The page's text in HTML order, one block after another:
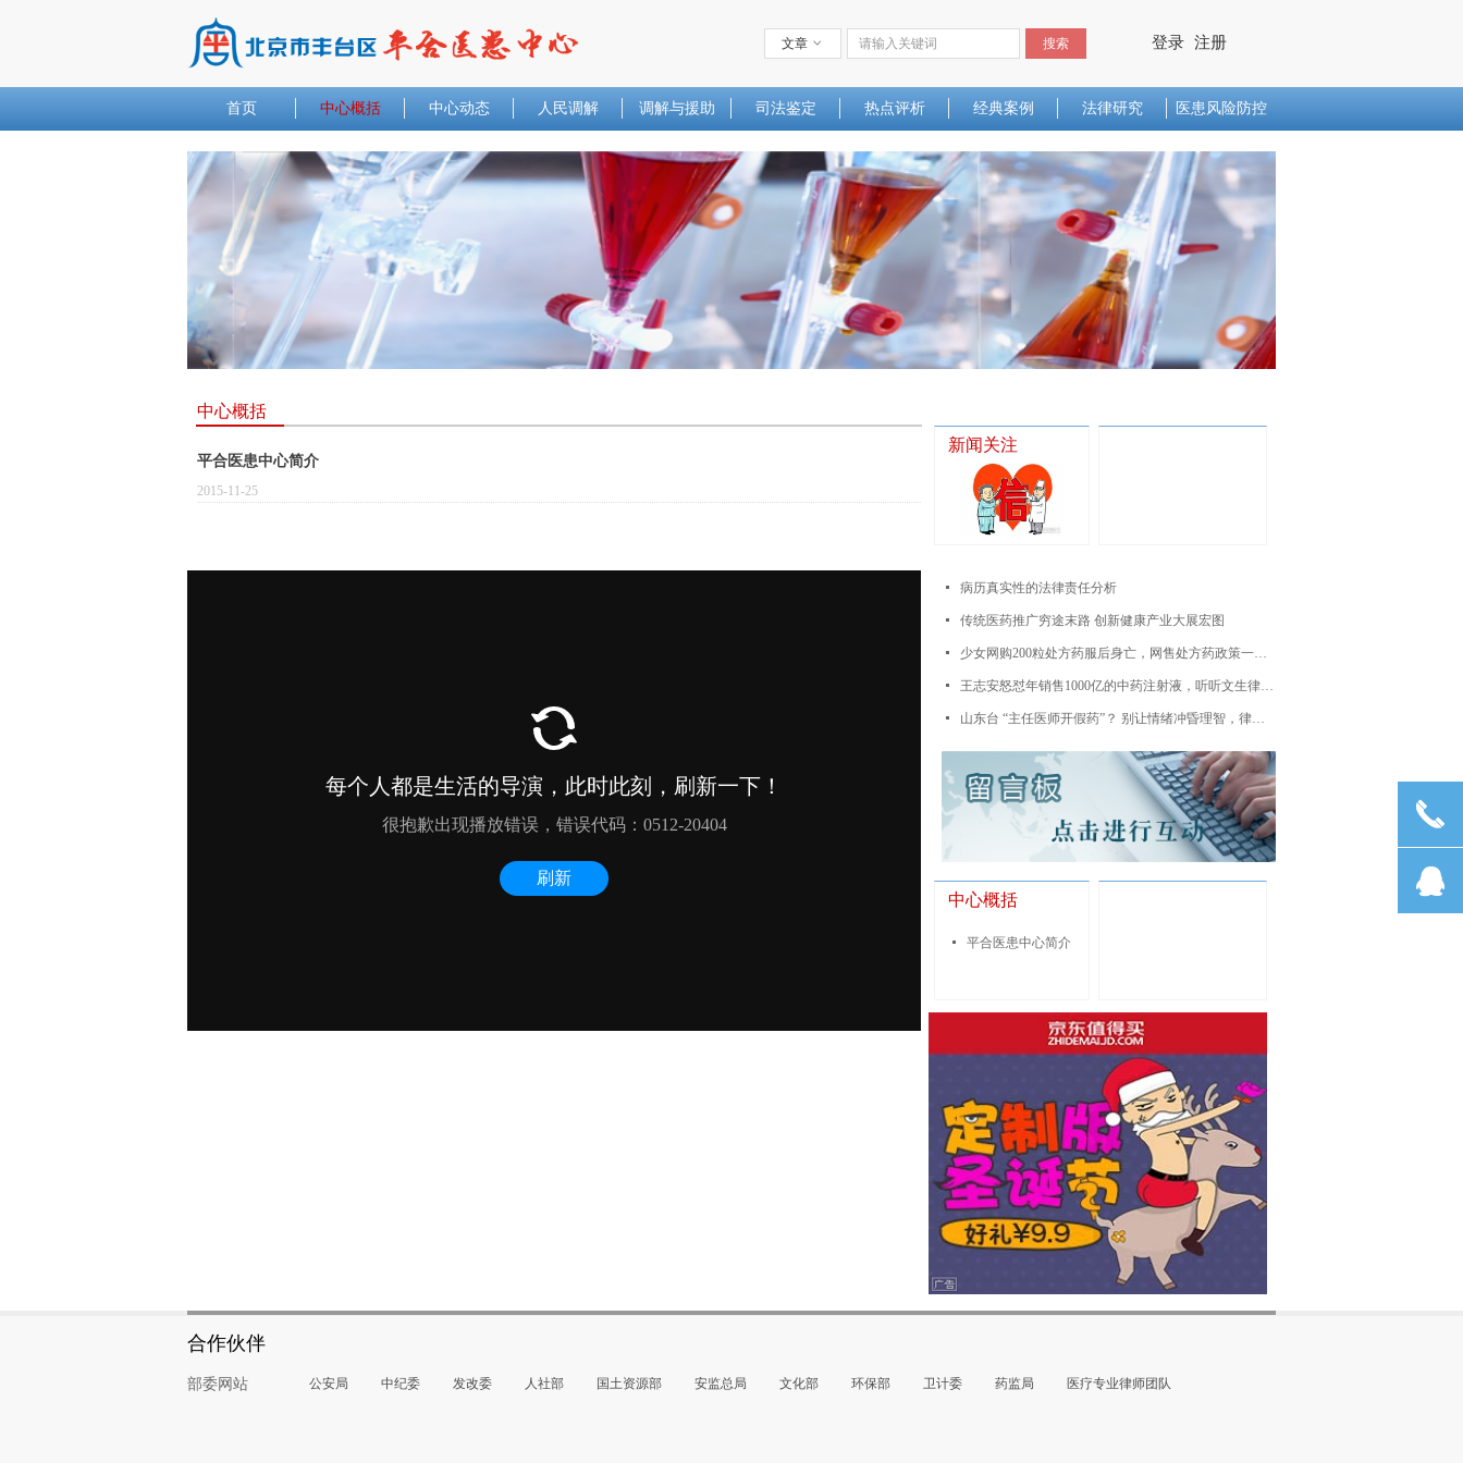
首页 中心概括 中心动态 人民调解 调解与援助 司法鉴定 热点评析 经典案例 法律研究 医患风险防控
搜索
文章 ꀁ 登录 注册
中心概括
平合医患中心简介
2015-11-25
新闻关注
넷 病历真实性的法律责任分析
넷 传统医药推广穷途末路 创新健康产业大展宏图
넷 少女网购200粒处方药服后身亡，网售处方药政策一波三折
넷 王志安怒怼年销售1000亿的中药注射液，听听文生律师怎么说
넷 山东台 “主任医师开假药”？ 别让情绪冲昏理智，律师冷静分析涉事各方行为
中心概括
넷 平合医患中心简介
合作伙伴
部委网站 公安局 中纪委 发改委 人社部 国土资源部 安监总局 文化部 环保部 卫计委 药监局 医疗专业律师团队
끅
뀩